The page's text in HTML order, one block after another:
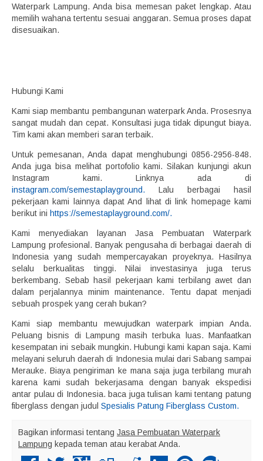
Waterpark Lampung. Anda bisa memesan paket lengkap. Atau
memilih wahana tertentu sesuai anggaran. Semua proses dapat
disesuaikan.
Hubungi Kami
Kami siap membantu pembangunan waterpark Anda. Prosesnya
sangat mudah dan cepat. Konsultasi juga tidak dipungut biaya.
Tim kami akan memberi saran terbaik.
Untuk pemesanan, Anda dapat menghubungi 0856-2956-848.
Anda juga bisa melihat portofolio kami. Silakan kunjungi akun
Instagram kami. Linknya ada di
instagram.com/semestaplayground. Lalu berbagai hasil
pekerjaan kami lainnya dapat And lihat di link homepage kami
berikut ini https://semestaplayground.com/.
Kami menyediakan layanan Jasa Pembuatan Waterpark
Lampung profesional. Banyak pengusaha di berbagai daerah di
Indonesia yang sudah mempercayakan proyeknya. Hasilnya
selalu berkualitas tinggi. Nilai investasinya juga terus
berkembang. Sebab hasil pekerjaan kami terbilang awet dan
dalam perjalannya minim maintenance. Tentu dapat menjadi
sebuah prospek yang cerah bukan?
Kami siap membantu mewujudkan waterpark impian Anda.
Peluang bisnis di Lampung masih terbuka luas. Manfaatkan
kesempatan ini sebaik mungkin. Hubungi kami kapan saja. Kami
melayani seluruh daerah di Indonesia mulai dari Sabang sampai
Merauke. Biaya pengiriman ke mana saja juga terbilang murah
karena kami sudah bekerjasama dengan banyak ekspedisi
antar pulau di Indonesia. baca juga tulisan kami tentang patung
fiberglass dengan judul Spesialis Patung Fiberglass Custom.
Bagikan informasi tentang Jasa Pembuatan Waterpark
Lampung kepada teman atau kerabat Anda.